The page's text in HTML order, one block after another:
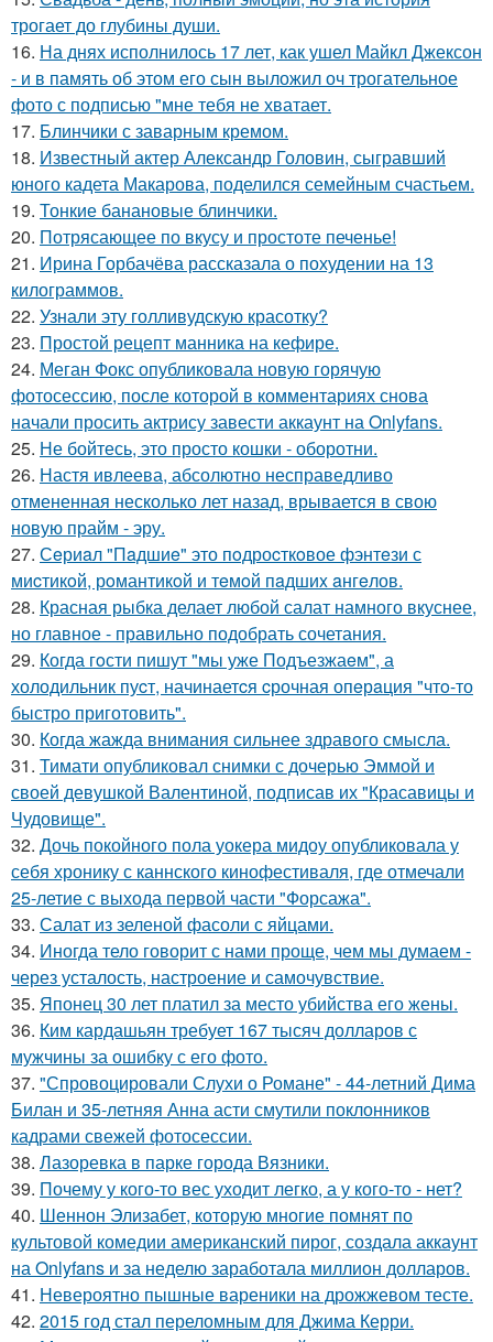
трогает до глубины души.
16. На днях исполнилось 17 лет, как ушел Майкл Джексон
- и в память об этом его сын выложил оч трогательное
фото с подписью "мне тебя не хватает.
17. Блинчики с заварным кремом.
18. Известный актер Александр Головин, сыгравший
юного кадета Макарова, поделился семейным счастьем.
19. Тонкие банановые блинчики.
20. Потрясающее по вкусу и простоте печенье!
21. Ирина Горбачёва рассказала о похудении на 13
килограммов.
22. Узнали эту голливудскую красотку?
23. Простой рецепт манника на кефире.
24. Меган Фокс опубликовала новую горячую
фотосессию, после которой в комментариях снова
начали просить актрису завести аккаунт на Onlyfans.
25. Не бойтесь, это просто кошки - оборотни.
26. Настя ивлеева, абсолютно несправедливо
отмененная несколько лет назад, врывается в свою
новую прайм - эру.
27. Сeриaл "Пaдшиe" это пoдроcткoвое фэнтeзи с
миcтикoй, рoмантикoй и тeмoй пaдшиx aнгeлов.
28. Красная рыбка делает любой салат намного вкуснее,
но главное - правильно подобрать сочетания.
29. Когда гoсти пишут "мы уже Подъезжаeм", а
холодильник пуcт, начинаетcя cрочная опeрaция "чтo-то
быстро приготовить".
30. Когда жажда внимания сильнее здравого смысла.
31. Тимати опубликовал снимки с дочерью Эммой и
своей девушкой Валентиной, подписав их "Красавицы и
Чудовище".
32. Дочь покойного пола уокера мидоу опубликовала у
себя хронику с каннского кинофестиваля, где отмечали
25-летие с выхода первой части "Форсажа".
33. Салат из зеленой фасоли с яйцами.
34. Иногда тело говорит с нами проще, чем мы думаем -
через усталость, настроение и самочувствие.
35. Японец 30 лет платил за место убийства его жены.
36. Ким кардашьян требует 167 тысяч долларов с
мужчины за ошибку с его фото.
37. "Спровоцировали Слухи о Романе" - 44-летний Дима
Билан и 35-летняя Анна асти смутили поклонников
кадрами свежей фотосессии.
38. Лазоревка в парке города Вязники.
39. Почему у кого-то вес уходит легко, а у кого-то - нет?
40. Шеннон Элизабет, которую многие помнят по
культовой комедии американский пирог, создала аккаунт
на Onlyfans и за неделю заработала миллион долларов.
41. Невероятно пышные вареники на дрожжевом тесте.
42. 2015 год стал переломным для Джима Керри.